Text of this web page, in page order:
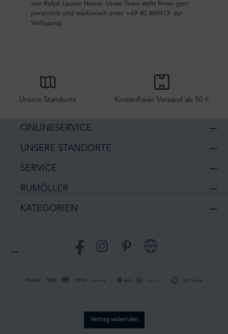
von Ralph Lauren Home. Unser Team steht Ihnen gern
persönlich und telefonisch unter +49 40 860913 zur
Verfügung.
Unsere Standorte Kostenfreier Versand ab 50 €
ONLINESERVICE
UNSERE STANDORTE
SERVICE
RUMÖLLER
KATEGORIEN
Facebook Instagram Pinterest Website
Vertrag widerrufen